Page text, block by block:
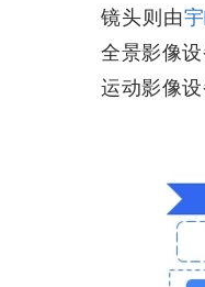
镜头则由
全景影像
运动影像